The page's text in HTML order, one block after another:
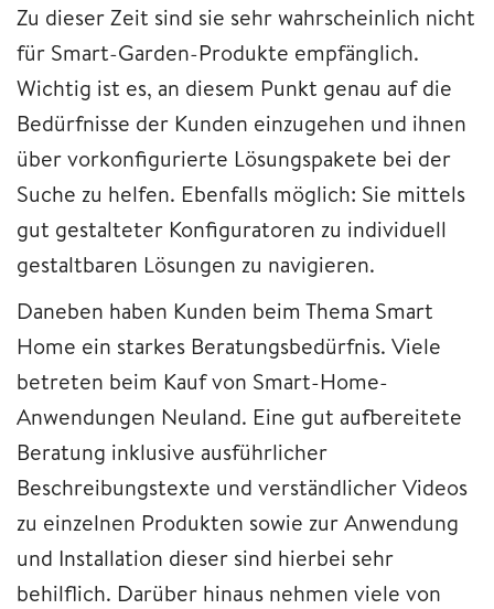
Zu dieser Zeit sind sie sehr wahrscheinlich nicht
für Smart-Garden-Produkte empfänglich.
Wichtig ist es, an diesem Punkt genau auf die
Bedürfnisse der Kunden einzugehen und ihnen
über vorkonfigurierte Lösungspakete bei der
Suche zu helfen. Ebenfalls möglich: Sie mittels
gut gestalteter Konfiguratoren zu individuell
gestaltbaren Lösungen zu navigieren.
Daneben haben Kunden beim Thema Smart
Home ein starkes Beratungsbedürfnis. Viele
betreten beim Kauf von Smart-Home-
Anwendungen Neuland. Eine gut aufbereitete
Beratung inklusive ausführlicher
Beschreibungstexte und verständlicher Videos
zu einzelnen Produkten sowie zur Anwendung
und Installation dieser sind hierbei sehr
behilflich. Darüber hinaus nehmen viele von